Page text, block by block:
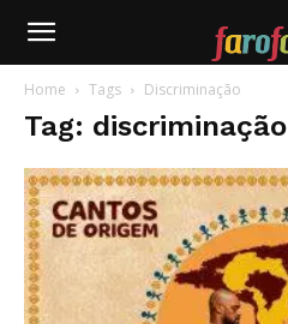
Farofafá
Home Tags Discriminação
Tag: discriminação